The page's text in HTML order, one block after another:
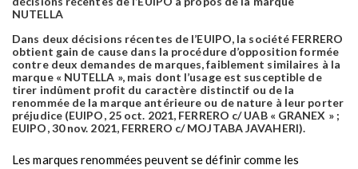
NUTELLA
Dans deux décisions récentes de l’EUIPO, la société FERRERO
obtient gain de cause dans la procédure d’opposition formée
contre deux demandes de marques, faiblement similaires à la
marque « NUTELLA », mais dont l’usage est susceptible de
tirer indûment profit du caractère distinctif ou de la
renommée de la marque antérieure ou de nature à leur porter
préjudice (EUIPO, 25 oct. 2021, FERRERO c/ UAB « GRANEX » ;
EUIPO, 30 nov. 2021, FERRERO c/ MOJTABA JAVAHERI).
Les marques renommées peuvent se définir comme les